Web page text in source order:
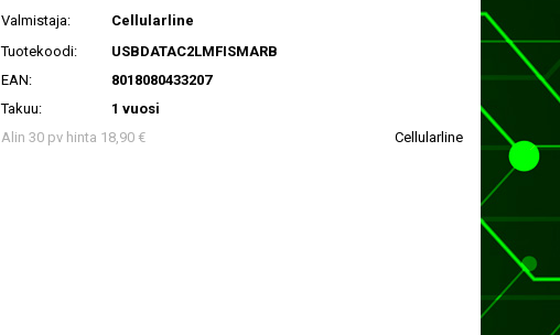
Valmistaja:
Cellularline
Tuotekoodi:
USBDATAC2LMFISMARB
EAN:
8018080433207
Takuu:
1 vuosi
Alin 30 pv hinta 18,90 €
Cellularline